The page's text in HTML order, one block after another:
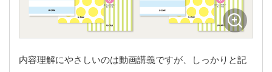
内容理解にやさしいのは動画講義ですが、しっかりと記